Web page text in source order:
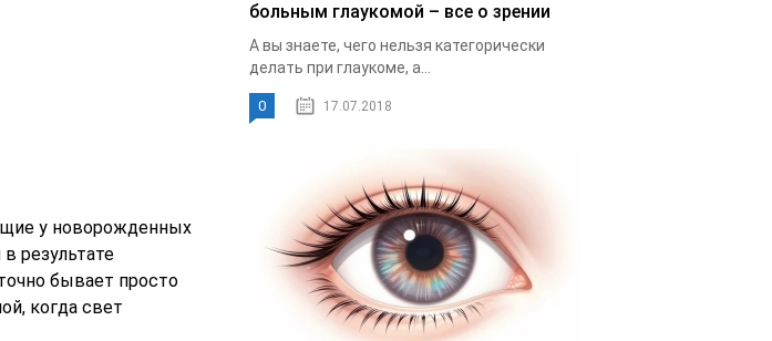
у новорожденных
результате
бывает просто
когда свет
больным глаукомой – все о зрении
А вы знаете, чего нельзя категорически
делать при глаукоме, а...
0 17.07.2018